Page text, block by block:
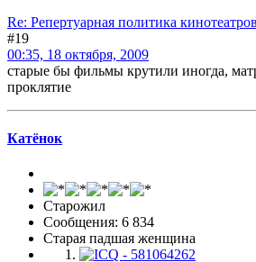
Re: Репертуарная политика кинотеатров
#19
00:35, 18 октября, 2009
старые бы фильмы крутили иногда,
проклятие
Катёнок
Старожил
Сообщения: 6 834
Старая падшая женщина